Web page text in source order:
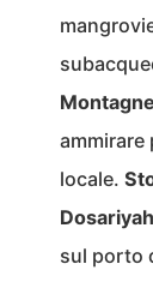
ammirare
locale.
Dosariyah
sul porto